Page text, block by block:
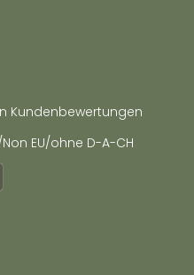
Kundenbewertungen
EU/ohne D-A-CH